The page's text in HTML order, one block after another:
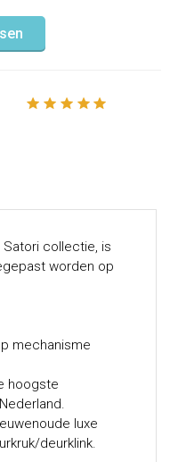
Satori collectie, is
worden op
mechanisme
hoogste
luxe
deurklink.